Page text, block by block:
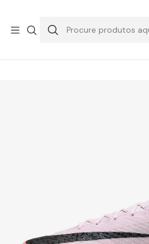
Início CHUTEIRAS
Nike Mercurial